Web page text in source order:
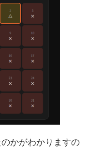
かがわかりますの